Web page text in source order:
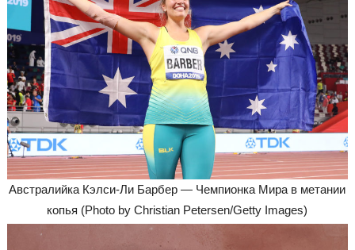
Австралийка Кэлси-Ли Барбер — Чемпионка Мира в метании
копья (Photo by Christian Petersen/Getty Images)